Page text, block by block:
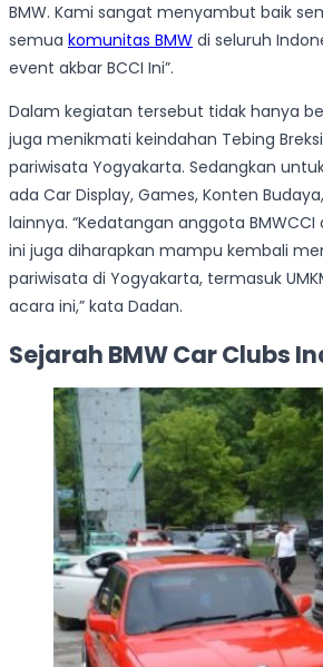
BMW. Kami sangat menyambut baik
semua komunitas BMW di seluruh
event akbar BCCI Ini”.
Dalam kegiatan tersebut tidak hanya
juga menikmati keindahan Tebing
pariwisata Yogyakarta. Sedangkan
ada Car Display, Games, Konten
lainnya. “Kedatangan anggota
ini juga diharapkan mampu kembali
pariwisata di Yogyakarta, termasuk
acara ini,” kata Dadan.
Sejarah BMW Car Clubs